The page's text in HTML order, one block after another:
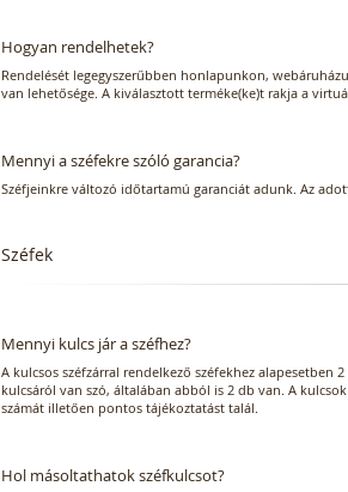
Hogyan rendelhetek?
Rendelését legegyszerűbben honlapunkon,
van lehetősége. A kiválasztott terméke(ke)t rakja a
Mennyi a széfekre szóló garancia?
Széfjeinkre változó időtartamú garanciát adunk. Az
Széfek
Mennyi kulcs jár a széfhez?
A kulcsos széfzárral rendelkező széfekhez
kulcsáról van szó, általában abból is 2 db van. A
számát illetően pontos tájékoztatást talál.
Hol másoltathatok széfkulcsot?